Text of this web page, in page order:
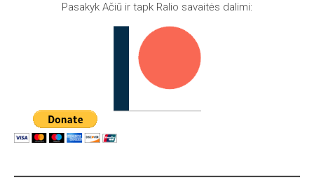
Pasakyk Ačiū ir tapk Ralio savaitės dalimi: